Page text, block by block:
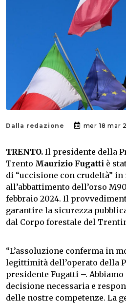
Dalla redazione mer 18 mar
TRENTO. Il presidente della
Trento Maurizio Fugatti è
di “uccisione con crudeltà” in
all’abbattimento dell’orso
febbraio 2024. Il
garantire la sicurezza
dal Corpo forestale del
“L’assoluzione conferma in
legittimità dell’operato della
presidente Fugatti –. Abbiamo
decisione necessaria e
delle nostre competenze. La